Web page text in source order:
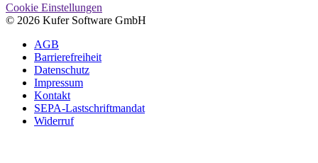
Cookie Einstellungen
© 2026 Kufer Software GmbH
AGB
Barrierefreiheit
Datenschutz
Impressum
Kontakt
SEPA-Lastschriftmandat
Widerruf